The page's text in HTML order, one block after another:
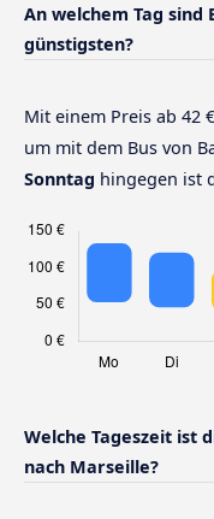
An welchem Tag sind
günstigsten?
Mit einem Preis ab 42
um mit dem Bus von
Sonntag hingegen ist
Welche Tageszeit ist
nach Marseille?